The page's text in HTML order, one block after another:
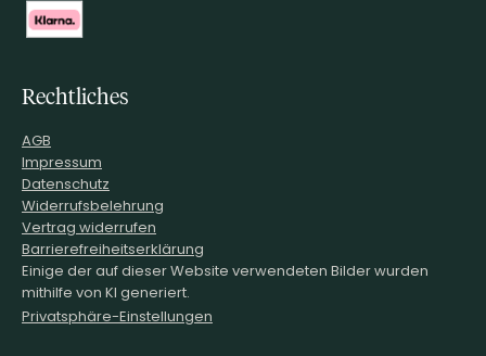
Rechtliches
AGB
Impressum
Datenschutz
Widerrufsbelehrung
Vertrag widerrufen
Barrierefreiheitserklärung
Einige der auf dieser Website verwendeten Bilder wurden
mithilfe von KI generiert.
Privatsphäre-Einstellungen